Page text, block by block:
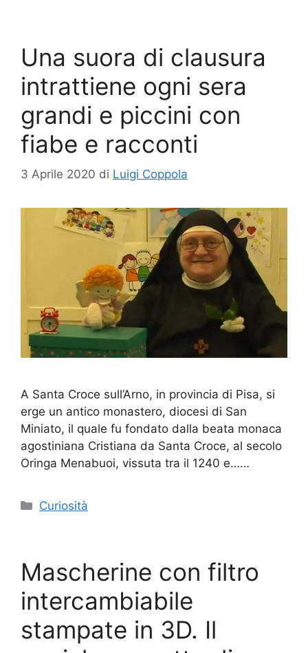
Una suora di clausura
intrattiene ogni sera
grandi e piccini con
fiabe e racconti
3 Aprile 2020 di Luigi Coppola
A Santa Croce sull’Arno, in provincia di Pisa, si
erge un antico monastero, diocesi di San
Miniato, il quale fu fondato dalla beata monaca
agostiniana Cristiana da Santa Croce, al secolo
Oringa Menabuoi, vissuta tra il 1240 e……
Categorie
Curiosità
Mascherine con filtro
intercambiabile
stampate in 3D. Il